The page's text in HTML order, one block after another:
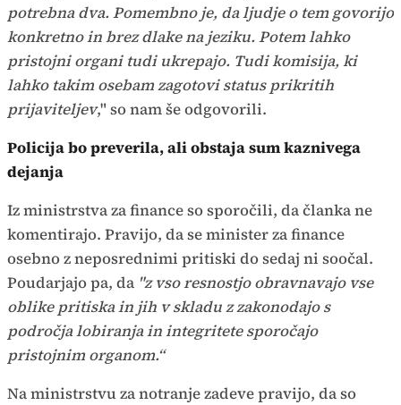
potrebna dva. Pomembno je, da ljudje o tem govorijo
konkretno in brez dlake na jeziku. Potem lahko
pristojni organi tudi ukrepajo. Tudi komisija, ki
lahko takim osebam zagotovi status prikritih
prijaviteljev," so nam še odgovorili.
Policija bo preverila, ali obstaja sum kaznivega
dejanja
Iz ministrstva za finance so sporočili, da članka ne
komentirajo. Pravijo, da se minister za finance
osebno z neposrednimi pritiski do sedaj ni soočal.
Poudarjajo pa, da "z vso resnostjo obravnavajo vse
oblike pritiska in jih v skladu z zakonodajo s
področja lobiranja in integritete sporočajo
pristojnim organom.“
Na ministrstvu za notranje zadeve pravijo, da so